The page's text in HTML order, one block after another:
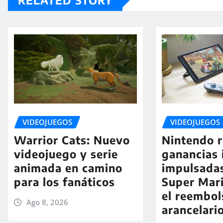
VIDEOJUEGOS
Warrior Cats: Nuevo
videojuego y serie
animada en camino
para los fanáticos
Ago 8, 2026
VIDEOJUEGOS
Nintendo
Super
el